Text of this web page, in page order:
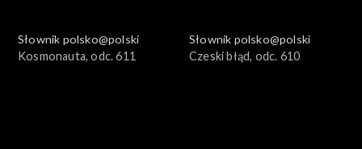
Słownik polsko@polski
Kosmonauta, odc. 611
Słownik polsko@polski
Czeski błąd, odc. 610